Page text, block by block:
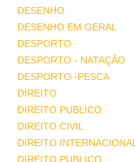
DESENHO
DESENHO EM GERAL
DESPORTO
DESPORTO - NATAÇÃO
DESPORTO -PESCA
DIREITO
DIREITO PUBLICO
DIREITO CIVIL
DIREITO INTERNACIONAL
DIREITO PUBLICO